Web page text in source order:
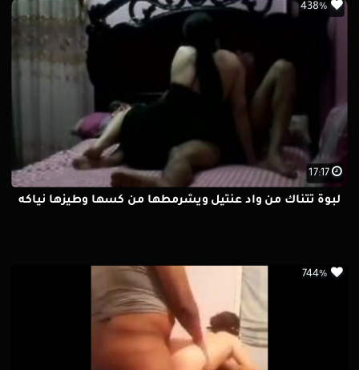
17:17
438%
لبوة تتناك من واد عنتيل ويشرمطها من كسها وطيزها نياكه
744%